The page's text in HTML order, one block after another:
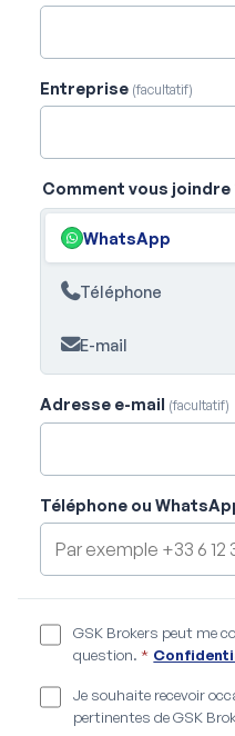
Entreprise (facultatif)
Comment vous joindre
WhatsApp
Téléphone
E-mail
Adresse e-mail (facultatif)
Téléphone ou
GSK Brokers peut me
question.*
Je souhaite recevoir
pertinentes de GSK